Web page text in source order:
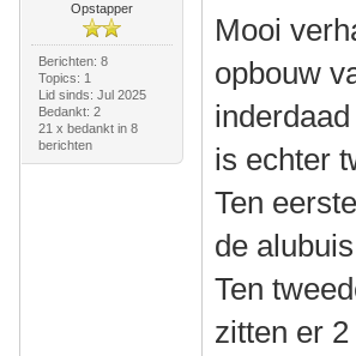
Opstapper
Berichten: 8
Topics: 1
Lid sinds: Jul 2025
Bedankt: 2
21 x bedankt in 8
berichten
Mooi
opbouw
is echter
Ten
de
Ten
zitten er